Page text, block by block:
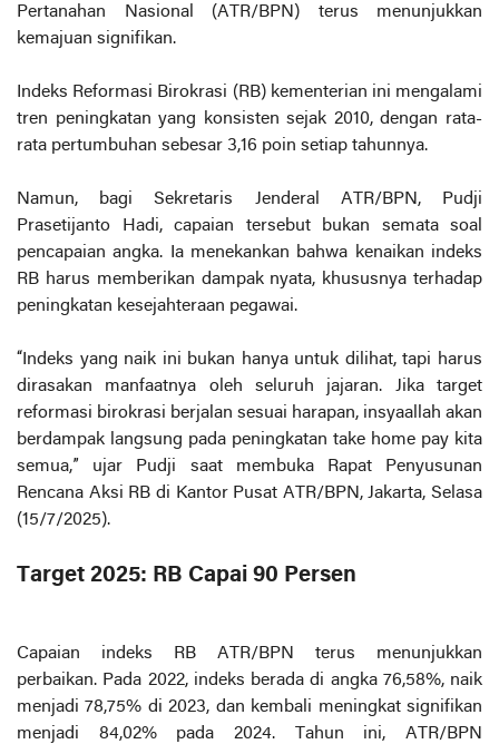
Pertanahan Nasional (ATR/BPN) terus menunjukkan
kemajuan signifikan.
Indeks Reformasi Birokrasi (RB) kementerian ini mengalami
tren peningkatan yang konsisten sejak 2010, dengan rata-
rata pertumbuhan sebesar 3,16 poin setiap tahunnya.
Namun, bagi Sekretaris Jenderal ATR/BPN, Pudji
Prasetijanto Hadi, capaian tersebut bukan semata soal
pencapaian angka. Ia menekankan bahwa kenaikan indeks
RB harus memberikan dampak nyata, khususnya terhadap
peningkatan kesejahteraan pegawai.
“Indeks yang naik ini bukan hanya untuk dilihat, tapi harus
dirasakan manfaatnya oleh seluruh jajaran. Jika target
reformasi birokrasi berjalan sesuai harapan, insyaallah akan
berdampak langsung pada peningkatan take home pay kita
semua,” ujar Pudji saat membuka Rapat Penyusunan
Rencana Aksi RB di Kantor Pusat ATR/BPN, Jakarta, Selasa
(15/7/2025).
Target 2025: RB Capai 90 Persen
Capaian indeks RB ATR/BPN terus menunjukkan
perbaikan. Pada 2022, indeks berada di angka 76,58%, naik
menjadi 78,75% di 2023, dan kembali meningkat signifikan
menjadi 84,02% pada 2024. Tahun ini, ATR/BPN